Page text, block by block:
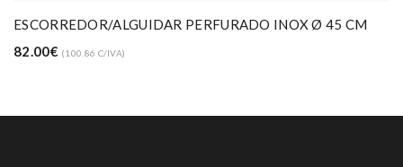
ESCORREDOR/ALGUIDAR PERFURADO INOX Ø 45 CM
82.00€ (100.86 C/IVA)